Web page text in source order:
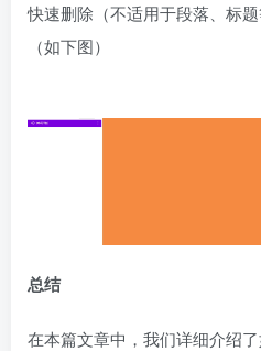
快速删除（不适用于段落、标题
（如下图）
总结
在本篇文章中，我们详细介绍